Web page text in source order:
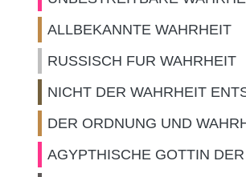
ALLBEKANNTE WAHRHEIT
RUSSISCH FUR WAHRHEIT
NICHT DER WAHRHEIT
DER ORDNUNG UND
AGYPTHISCHE GOTTIN